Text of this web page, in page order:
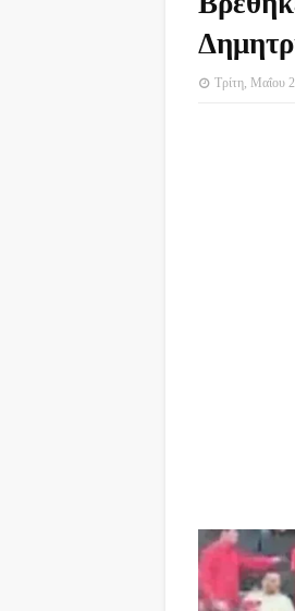
Τρίτη, Μαΐου